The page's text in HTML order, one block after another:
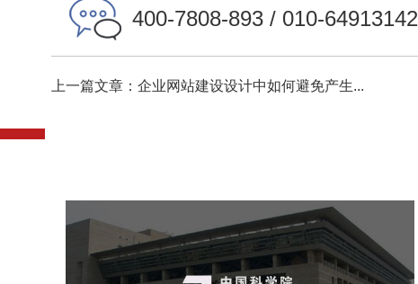
400-7808-893 / 010-64913142
上一篇文章：企业网站建设设计中如何避免产生...
中国科学院文献情报中心